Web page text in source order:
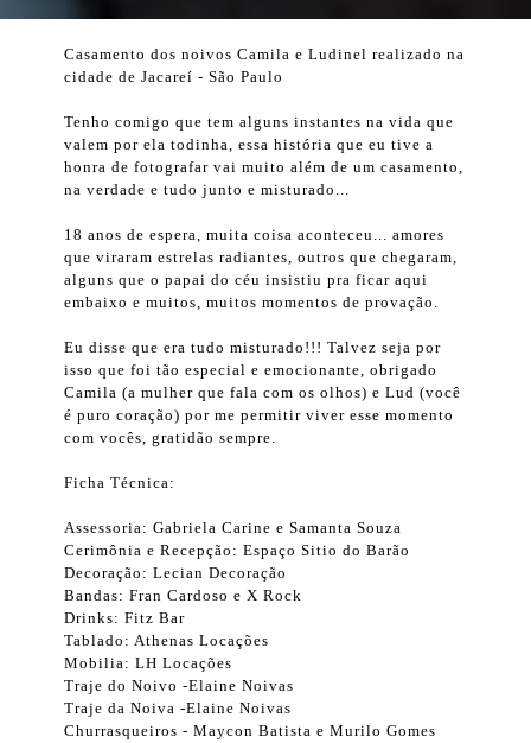
Casamento dos noivos Camila e Ludinel realizado na
cidade de Jacareí - São Paulo
Tenho comigo que tem alguns instantes na vida que
valem por ela todinha, essa história que eu tive a
honra de fotografar vai muito além de um casamento,
na verdade e tudo junto e misturado...
18 anos de espera, muita coisa aconteceu... amores
que viraram estrelas radiantes, outros que chegaram,
alguns que o papai do céu insistiu pra ficar aqui
embaixo e muitos, muitos momentos de provação.
Eu disse que era tudo misturado!!! Talvez seja por
isso que foi tão especial e emocionante, obrigado
Camila (a mulher que fala com os olhos) e Lud (você
é puro coração) por me permitir viver esse momento
com vocês, gratidão sempre.
Ficha Técnica:
Assessoria: Gabriela Carine e Samanta Souza
Cerimônia e Recepção: Espaço Sitio do Barão
Decoração: Lecian Decoração
Bandas: Fran Cardoso e X Rock
Drinks: Fitz Bar
Tablado: Athenas Locações
Mobilia: LH Locações
Traje do Noivo -Elaine Noivas
Traje da Noiva -Elaine Noivas
Churrasqueiros - Maycon Batista e Murilo Gomes